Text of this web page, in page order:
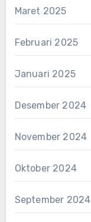
Maret 2025
Februari 2025
Januari 2025
Desember 2024
November 2024
Oktober 2024
September 2024